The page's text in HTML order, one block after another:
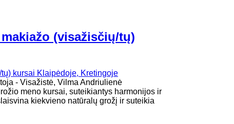
(visažisčių/tų)
- Visažistė, Vilma Andriulienė
meno kursai, suteikiantys harmonijos ir
kiekvieno natūralų grožį ir suteikia